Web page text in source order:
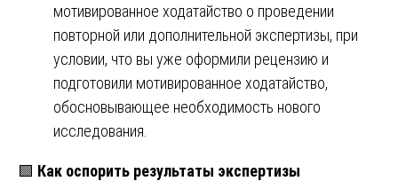
мотивированное ходатайство о проведении
повторной или дополнительной экспертизы, при
условии, что вы уже оформили рецензию и
подготовили мотивированное ходатайство,
обосновывающее необходимость нового
исследования.
🟩 Как оспорить результаты экспертизы